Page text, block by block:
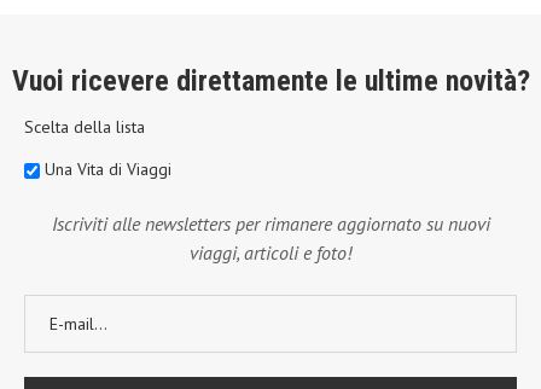
Vuoi ricevere direttamente le ultime novità?
Scelta della lista
Una Vita di Viaggi
Iscriviti alle newsletters per rimanere aggiornato su nuovi
viaggi, articoli e foto!